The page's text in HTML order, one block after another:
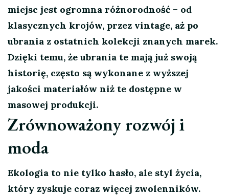
miejsc jest ogromna różnorodność – od
klasycznych krojów, przez vintage, aż po
ubrania z ostatnich kolekcji znanych marek.
Dzięki temu, że ubrania te mają już swoją
historię, często są wykonane z wyższej
jakości materiałów niż te dostępne w
masowej produkcji.
Zrównoważony rozwój i
moda
Ekologia to nie tylko hasło, ale styl życia,
który zyskuje coraz więcej zwolenników.